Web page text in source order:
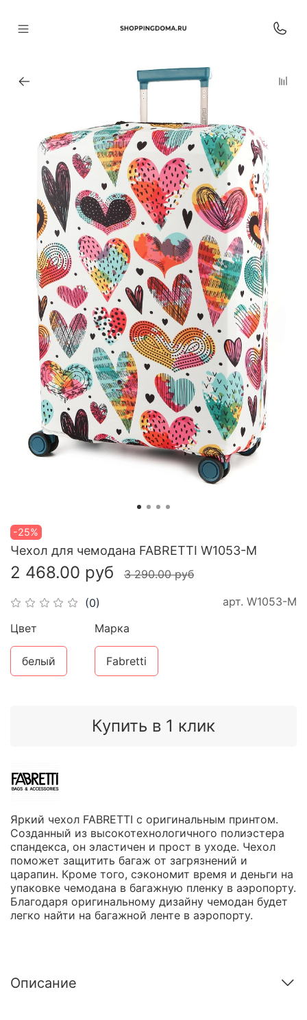
-25%
(0) арт. W1053-M
Чехол для чемодана FABRETTI W1053-M
2 468.00 руб 3 290.00 руб
Купить в 1 клик
Цвет
белый
Марка
Fabretti
Яркий чехол FABRETTI с оригинальным принтом.
Созданный из высокотехнологичного полиэстера
спандекса, он эластичен и прост в уходе. Чехол
поможет защитить багаж от загрязнений и
царапин. Кроме того, сэкономит время и деньги на
упаковке чемодана в багажную пленку в аэропорту.
Благодаря оригинальному дизайну чемодан будет
легко найти на багажной ленте в аэропорту.
Описание